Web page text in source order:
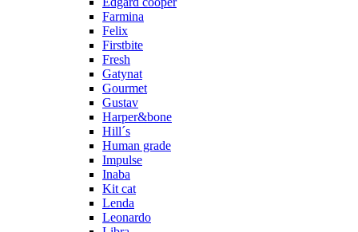
Farmina
Felix
Firstbite
Fresh
Gatynat
Gourmet
Gustav
Harper&bone
Hill´s
Human grade
Impulse
Inaba
Kit cat
Lenda
Leonardo